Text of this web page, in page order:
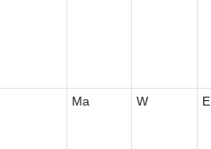
Ma W E